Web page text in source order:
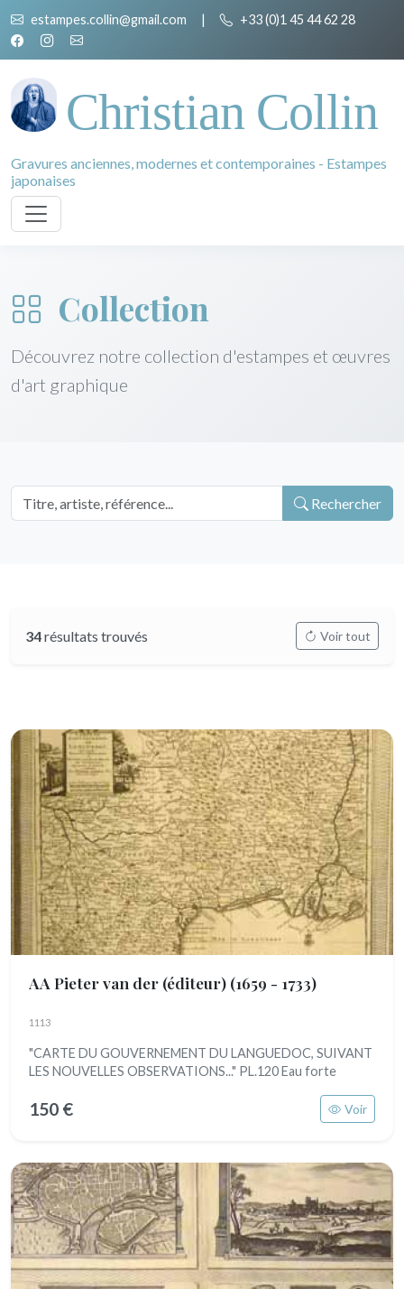
estampes.collin@gmail.com | +33 (0)1 45 44 62 28
Christian Collin
Gravures anciennes, modernes et contemporaines - Estampes
japonaises
Collection
Découvrez notre collection d'estampes et œuvres
d'art graphique
Rechercher
34résultats trouvés Voir tout
AA Pieter van der (éditeur) (1659 - 1733)
1113
"CARTE DU GOUVERNEMENT DU LANGUEDOC, SUIVANT
LES NOUVELLES OBSERVATIONS..." PL.120 Eau forte
150 € Voir